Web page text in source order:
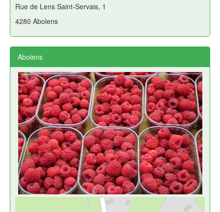
Rue de Lens Saint-Servais, 1
4280 Abolens
Abolens